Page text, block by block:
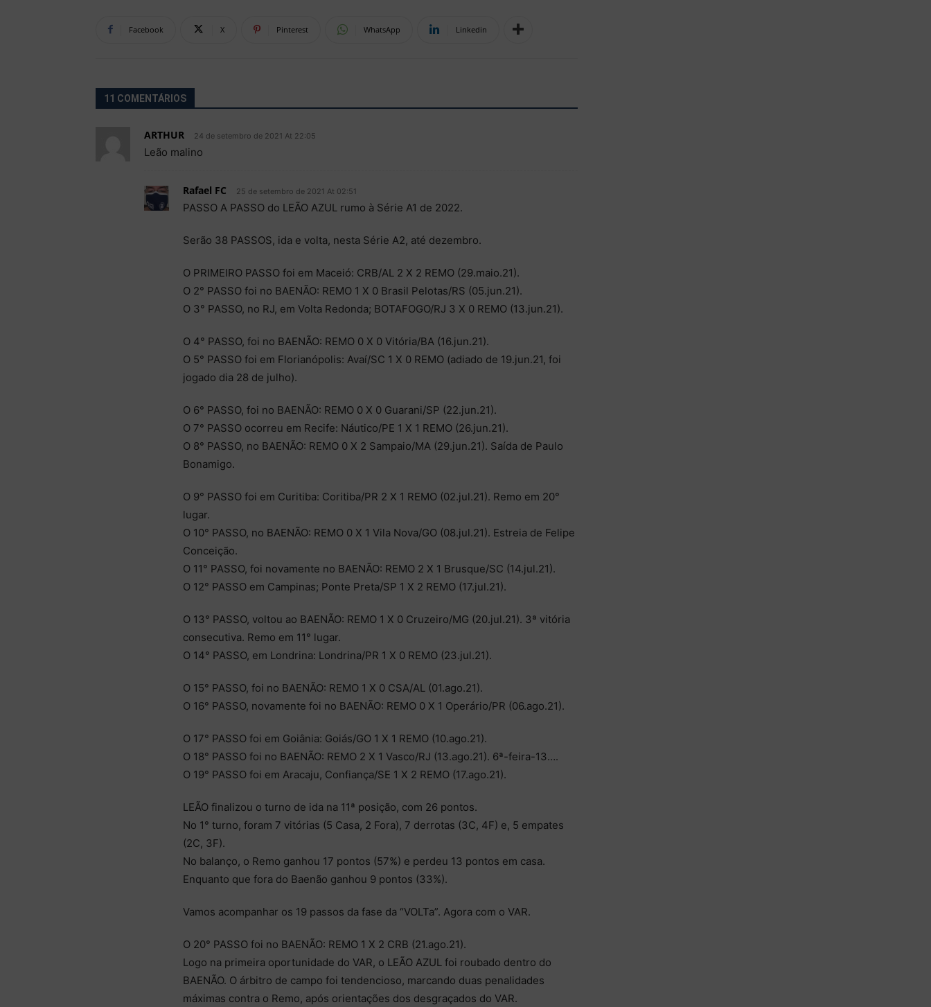
Facebook X Pinterest WhatsApp Linkedin
11 COMENTÁRIOS
ARTHUR 24 de setembro de 2021 At 22:05
Leão malino
Rafael FC 25 de setembro de 2021 At 02:51
PASSO A PASSO do LEÃO AZUL rumo à Série A1 de 2022.
Serão 38 PASSOS, ida e volta, nesta Série A2, até dezembro.
O PRIMEIRO PASSO foi em Maceió: CRB/AL 2 X 2 REMO (29.maio.21).
O 2° PASSO foi no BAENÃO: REMO 1 X 0 Brasil Pelotas/RS (05.jun.21).
O 3° PASSO, no RJ, em Volta Redonda; BOTAFOGO/RJ 3 X 0 REMO (13.jun.21).
O 4° PASSO, foi no BAENÃO: REMO 0 X 0 Vitória/BA (16.jun.21).
O 5° PASSO foi em Florianópolis: Avaí/SC 1 X 0 REMO (adiado de 19.jun.21, foi
jogado dia 28 de julho).
O 6° PASSO, foi no BAENÃO: REMO 0 X 0 Guarani/SP (22.jun.21).
O 7° PASSO ocorreu em Recife: Náutico/PE 1 X 1 REMO (26.jun.21).
O 8° PASSO, no BAENÃO: REMO 0 X 2 Sampaio/MA (29.jun.21). Saída de Paulo
Bonamigo.
O 9° PASSO foi em Curitiba: Coritiba/PR 2 X 1 REMO (02.jul.21). Remo em 20°
lugar.
O 10° PASSO, no BAENÃO: REMO 0 X 1 Vila Nova/GO (08.jul.21). Estreia de Felipe
Conceição.
O 11° PASSO, foi novamente no BAENÃO: REMO 2 X 1 Brusque/SC (14.jul.21).
O 12° PASSO em Campinas; Ponte Preta/SP 1 X 2 REMO (17.jul.21).
O 13° PASSO, voltou ao BAENÃO: REMO 1 X 0 Cruzeiro/MG (20.jul.21). 3ª vitória
consecutiva. Remo em 11° lugar.
O 14° PASSO, em Londrina: Londrina/PR 1 X 0 REMO (23.jul.21).
O 15° PASSO, foi no BAENÃO: REMO 1 X 0 CSA/AL (01.ago.21).
O 16° PASSO, novamente foi no BAENÃO: REMO 0 X 1 Operário/PR (06.ago.21).
O 17° PASSO foi em Goiânia: Goiás/GO 1 X 1 REMO (10.ago.21).
O 18° PASSO foi no BAENÃO: REMO 2 X 1 Vasco/RJ (13.ago.21). 6ª-feira-13….
O 19° PASSO foi em Aracaju, Confiança/SE 1 X 2 REMO (17.ago.21).
LEÃO finalizou o turno de ida na 11ª posição, com 26 pontos.
No 1° turno, foram 7 vitórias (5 Casa, 2 Fora), 7 derrotas (3C, 4F) e, 5 empates
(2C, 3F).
No balanço, o Remo ganhou 17 pontos (57%) e perdeu 13 pontos em casa.
Enquanto que fora do Baenão ganhou 9 pontos (33%).
Vamos acompanhar os 19 passos da fase da “VOLTa”. Agora com o VAR.
O 20° PASSO foi no BAENÃO: REMO 1 X 2 CRB (21.ago.21).
Logo na primeira oportunidade do VAR, o LEÃO AZUL foi roubado dentro do
BAENÃO. O árbitro de campo foi tendencioso, marcando duas penalidades
máximas contra o Remo, após orientações dos desgraçados do VAR.